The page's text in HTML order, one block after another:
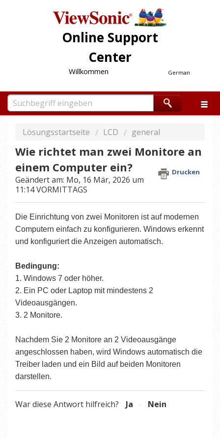
Online Support
Center
German
Willkommen
Lösungsstartseite LCD general
Wie richtet man zwei Monitore an
einem Computer ein?
Drucken
Geändert am: Mo, 16 Mär, 2026 um
11:14 VORMITTAGS
Die Einrichtung von zwei Monitoren ist auf modernen
Computern einfach zu konfigurieren. Windows erkennt
und konfiguriert die Anzeigen automatisch.
Bedingung:
1. Windows 7 oder höher.
2. Ein PC oder Laptop mit mindestens 2
Videoausgängen.
3. 2 Monitore.
Nachdem Sie 2 Monitore an 2 Videoausgänge
angeschlossen haben, wird Windows automatisch die
Treiber laden und ein Bild auf beiden Monitoren
darstellen.
War diese Antwort hilfreich? Ja Nein